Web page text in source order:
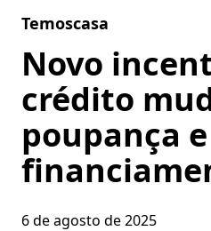
Temoscasa
Novo
crédito
poupança
6 de agosto de 2025